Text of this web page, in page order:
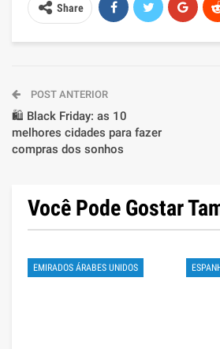
Share
POST ANTERIOR
🛍️ Black Friday: as 10
melhores cidades para fazer
compras dos sonhos
Você Pode Gostar
EMIRADOS ÁRABES UNIDOS